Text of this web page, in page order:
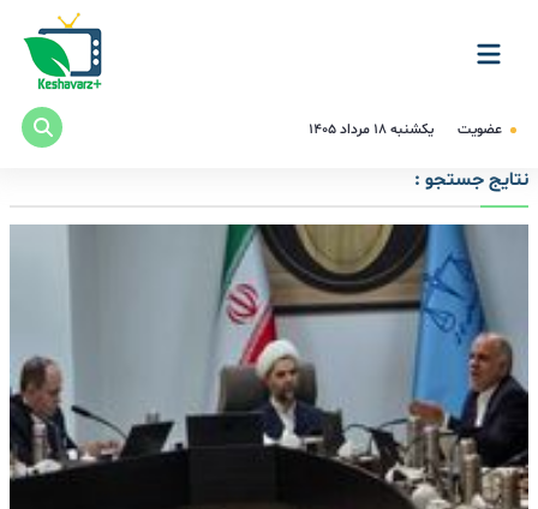
عضویت یکشنبه ۱۸ مرداد ۱۴۰۵
نتایج جستجو :